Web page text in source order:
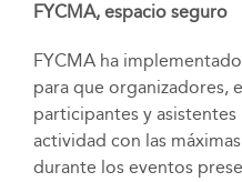
FYCMA, espacio seguro
FYCMA ha
para que organizadores,
participantes y
actividad con las
durante los eventos